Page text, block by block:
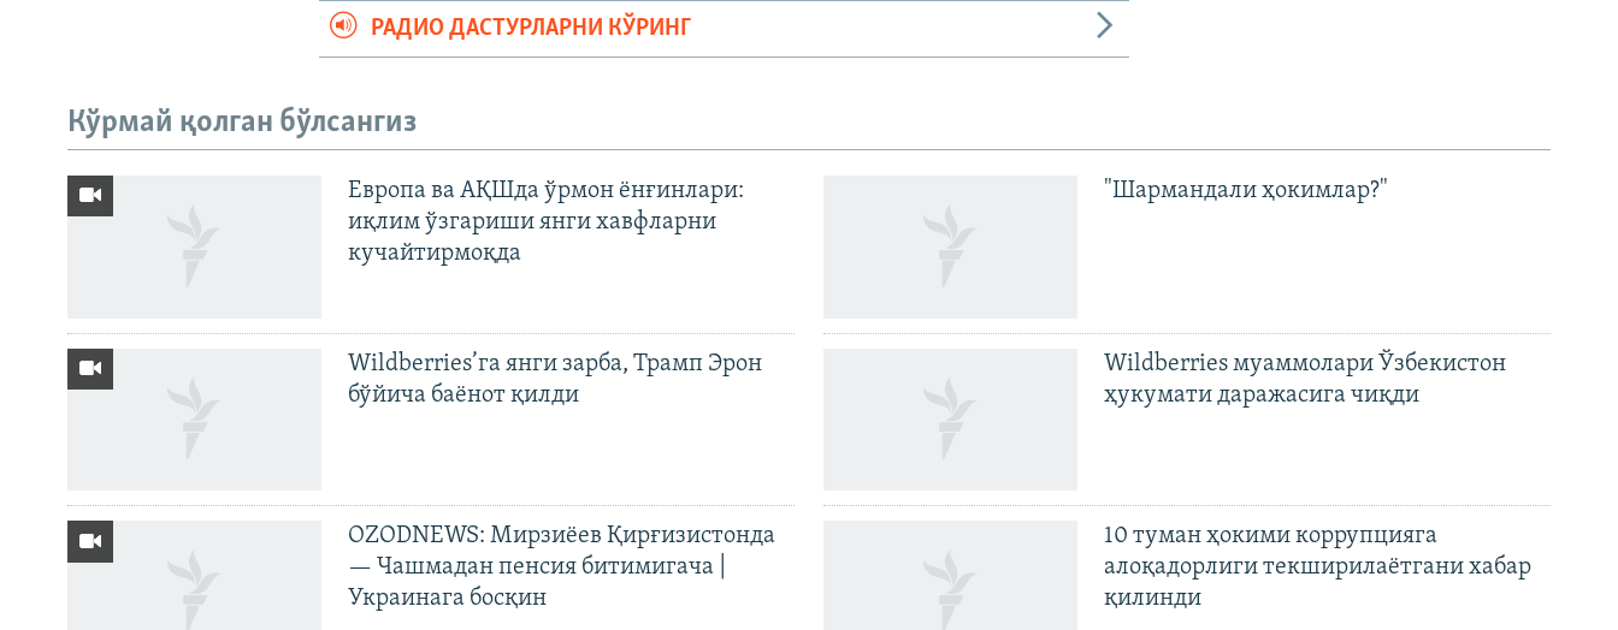
РАДИО ДАСТУРЛАРНИ КЎРИНГ
Кўрмай қолган бўлсангиз
Европа ва АҚШда ўрмон ёнғинлари:
иқлим ўзгариши янги хавфларни
кучайтирмоқда
Wildberries’га янги зарба, Трамп Эрон
бўйича баёнот қилди
OZODNEWS: Мирзиёев Қирғизистонда
— Чашмадан пенсия битимигача |
Украинага босқин
"Шармандали ҳокимлар?"
Wildberries муаммолари Ўзбекистон
ҳукумати даражасига чиқди
10 туман ҳокими коррупцияга
алоқадорлиги текширилаётгани хабар
қилинди